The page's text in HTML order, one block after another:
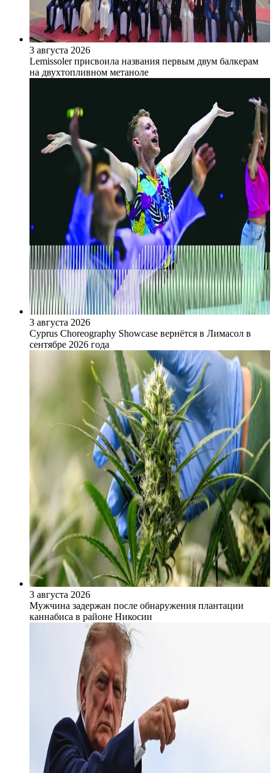
3 августа 2026
Lemissoler присвоила названия первым двум балкерам
на двухтопливном метаноле
3 августа 2026
Cyprus Choreography Showcase вернётся в Лимасол в
сентябре 2026 года
3 августа 2026
Мужчина задержан после обнаружения плантации
каннабиса в районе Никосии